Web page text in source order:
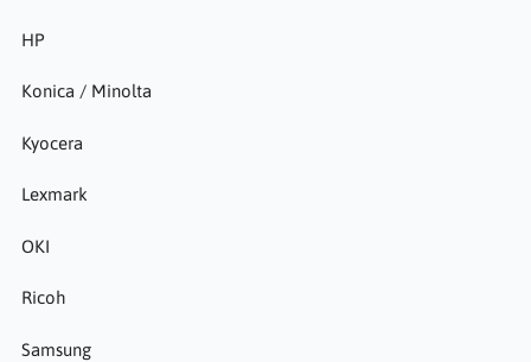
HP
Konica / Minolta
Kyocera
Lexmark
OKI
Ricoh
Samsung